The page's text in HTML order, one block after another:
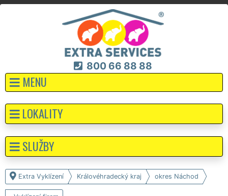
800 66 88 88
MENU
Extra Vyklízení Královéhradecký kraj okres Náchod
LOKALITY
SLUŽBY